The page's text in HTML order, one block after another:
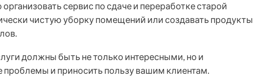
сервис по сдаче и переработке старой
чистую уборку помещений или создавать продукты
должны быть не только интересными, но и
и приносить пользу вашим клиентам.